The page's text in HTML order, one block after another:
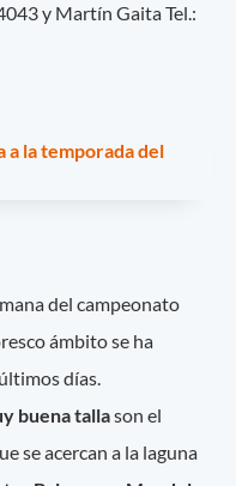
y Martín Gaita Tel.:
a la temporada del
del campeonato
ámbito se ha
días.
buena tallason el
se acercan a la laguna